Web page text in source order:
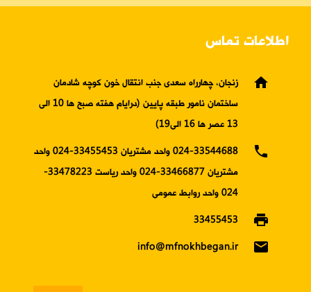
اطلاعات تماس
home
زنجان، چهارراه سعدی جنب انتقال خون کوچه شادمان
ساختمان نامور طبقه پایین (درایام هفته صبح ها 10 الی
13 عصر ها 16 الی19)
phone
024-33544688 واحد مشتریان 33455453-024 واحد
مشتریان 33466877-024 واحد ریاست 33478223-
024 واحد روابط عمومی
print
33455453
email
info@mfnokhbegan.ir